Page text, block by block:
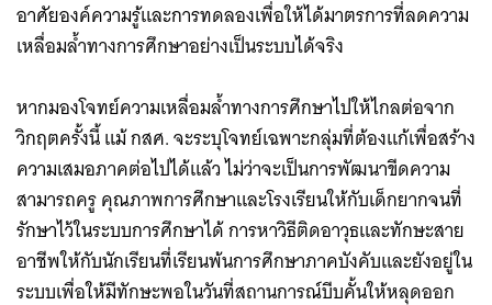
อาศัยองค์ความรู้และการทดลองเพื่อให้ได้มาตรการที่ลดความ
เหลื่อมล้ำทางการศึกษาอย่างเป็นระบบได้จริง
หากมองโจทย์ความเหลื่อมล้ำทางการศึกษาไปให้ไกลต่อจาก
วิกฤตครั้งนี้ แม้ กสศ. จะระบุโจทย์เฉพาะกลุ่มที่ต้องแก้เพื่อสร้าง
ความเสมอภาคต่อไปได้แล้ว ไม่ว่าจะเป็นการพัฒนาขีดความ
สามารถครู คุณภาพการศึกษาและโรงเรียนให้กับเด็กยากจนที่
รักษาไว้ในระบบการศึกษาได้ การหาวิธีติดอาวุธและทักษะสาย
อาชีพให้กับนักเรียนที่เรียนพ้นการศึกษาภาคบังคับและยังอยู่ใน
ระบบเพื่อให้มีทักษะพอในวันที่สถานการณ์บีบคั้นให้หลุดออก